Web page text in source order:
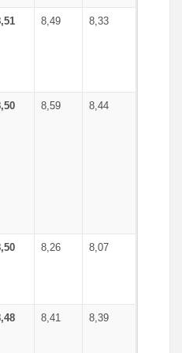
8,49 8,33
8,59 8,44
8,26 8,07
8,41 8,39